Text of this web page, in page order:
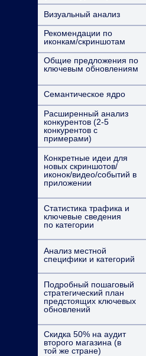
Статистика трафика и
ключевые сведения
по категории
Скидка 50% на аудит
второго магазина (в
той же стране)
Подробный пошаговый
стратегический план
предстоящих ключевых
обновлений
Анализ местной
специфики и категорий
Расширенный анализ
конкурентов (2-5
конкурентов с
примерами)
Конкретные идеи для
новых скриншотов/
иконок/видео/событий в
приложении
Визуальный анализ
Семантическое ядро
Общие предложения по
ключевым обновлениям
Рекомендации по
иконкам/скриншотам